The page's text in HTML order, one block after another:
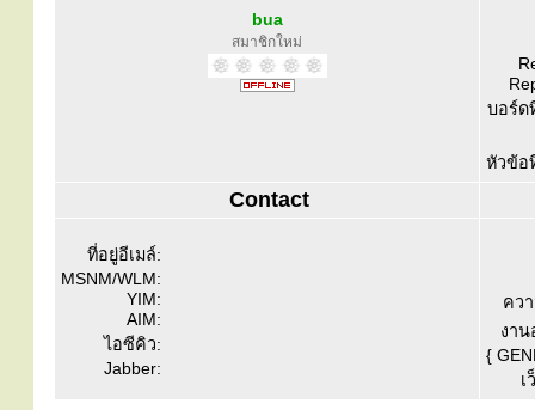
bua
สมาชิกใหม่
บอร์ด
หัวข้อ
Contact
ที่อยู่อีเมล์:
MSNM/WLM:
YIM:
AIM:
ไอซีคิว:
Jabber:
คว
งาน
{
เ